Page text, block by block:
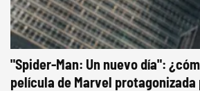
"Spider-Man: Un nuevo día":
película de Marvel protagonizada